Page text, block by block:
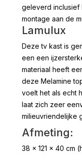
geleverd inclusief
montage aan de
Lamulux
Deze tv kast is
een een
materiaal heeft
deze Melamine
voelt het als echt
laat zich zeer
milieuvriendelijke
Afmeting:
38 x 121 x 40 cm